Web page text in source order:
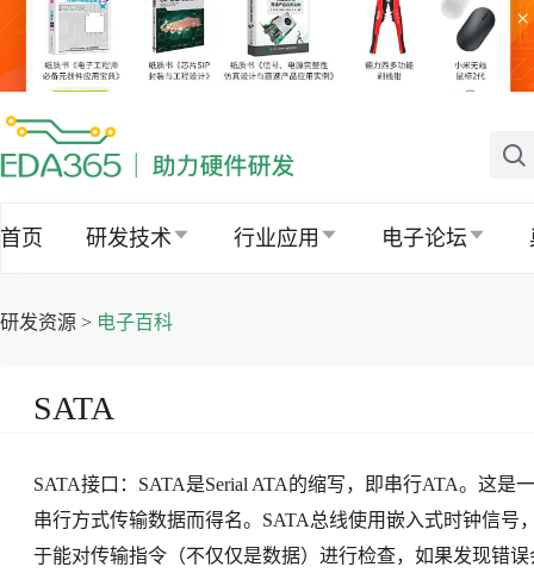
×
首页 研发技术 行业应用 电子论坛
研发资源 > 电子百科
SATA
SATA接口：SATA是Serial ATA的缩写，即串行ATA。这
串行方式传输数据而得名。SATA总线使用嵌入式时钟信
于能对传输指令（不仅仅是数据）进行检查，如果发现错